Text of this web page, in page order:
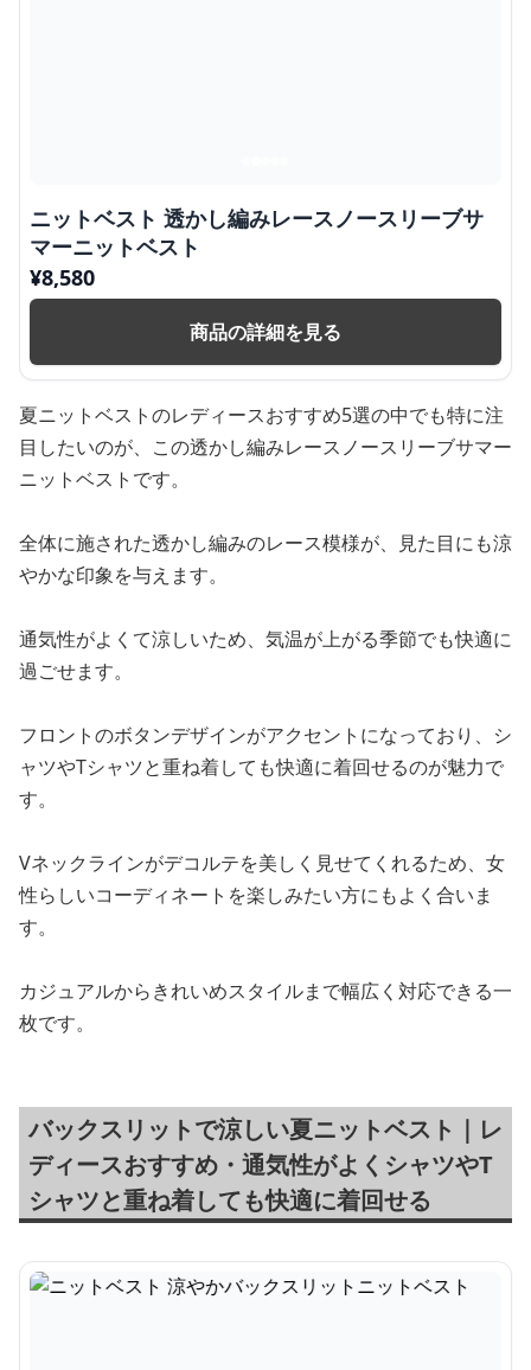
ニットベスト 透かし編みレースノースリーブサ
マーニットベスト
¥8,580
商品の詳細を見る
夏ニットベストのレディースおすすめ5選の中でも特に注
目したいのが、この透かし編みレースノースリーブサマー
ニットベストです。
全体に施された透かし編みのレース模様が、見た目にも涼
やかな印象を与えます。
通気性がよくて涼しいため、気温が上がる季節でも快適に
過ごせます。
フロントのボタンデザインがアクセントになっており、シ
ャツやTシャツと重ね着しても快適に着回せるのが魅力で
す。
Vネックラインがデコルテを美しく見せてくれるため、女
性らしいコーディネートを楽しみたい方にもよく合いま
す。
カジュアルからきれいめスタイルまで幅広く対応できる一
枚です。
バックスリットで涼しい夏ニットベスト｜レ
ディースおすすめ・通気性がよくシャツやT
シャツと重ね着しても快適に着回せる